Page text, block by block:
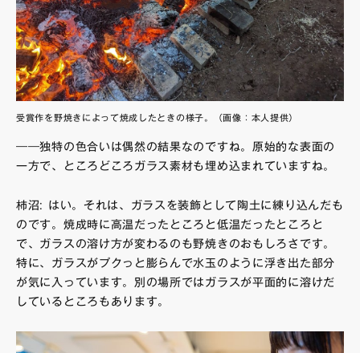
受賞作を野焼きによって焼成したときの様子。（画像：本人提供）
――独特の色合いは偶然の結果なのですね。原始的な表面の
一方で、ところどころガラス素材も埋め込まれていますね。
柿沼: はい。それは、ガラスを装飾として陶土に練り込んだも
のです。焼成時に高温だったところと低温だったところと
で、ガラスの溶け方が変わるのも野焼きのおもしろさです。
特に、ガラスがプクっと膨らんで水玉のように浮き出た部分
が気に入っています。別の場所ではガラスが平面的に溶けだ
しているところもあります。